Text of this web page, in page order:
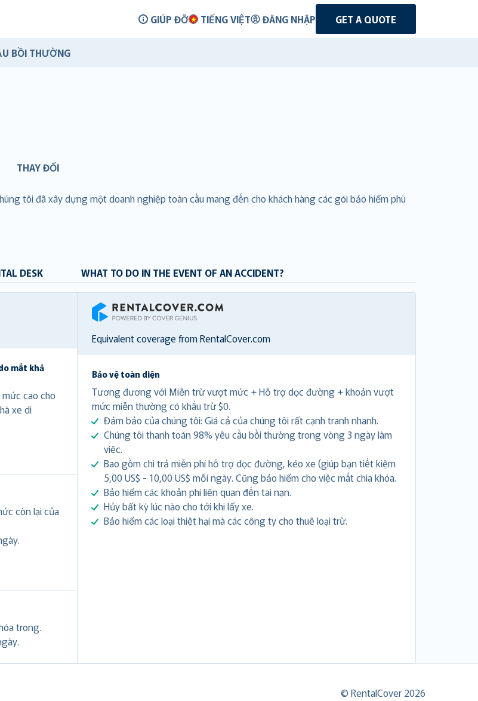
GIÚP ĐỠ TIẾNG VIỆT ĐĂNG NHẬP GET A QUOTE
BỒI THƯỜNG
THAY ĐỔI
tôi đã xây dựng một doanh nghiệp toàn cầu mang đến cho khách hàng các gói bảo hiểm phù
DESK WHAT TO DO IN THE EVENT OF AN ACCIDENT?
mất khả
cao cho
xe di
còn lại của
trong.
RentalCover
Equivalent coverage from RentalCover.com
Bảo vệ toàn diện
Tương đương với Miễn trừ vượt mức + Hỗ trợ dọc đường + khoản vượt
mức miễn thường có khấu trừ $0.
Đảm bảo của chúng tôi: Giá cả của chúng tôi rất cạnh tranh nhanh.
Chúng tôi thanh toán 98% yêu cầu bồi thường trong vòng 3 ngày làm
việc.
Bao gồm chi trả miễn phí hỗ trợ dọc đường, kéo xe (giúp bạn tiết kiệm
5,00 US$ - 10,00 US$ mỗi ngày. Cũng bảo hiểm cho việc mất chìa khóa.
Bảo hiểm các khoản phí liên quan đến tai nạn.
Hủy bất kỳ lúc nào cho tới khi lấy xe.
Bảo hiểm các loại thiệt hại mà các công ty cho thuê loại trừ.
© RentalCover 2026